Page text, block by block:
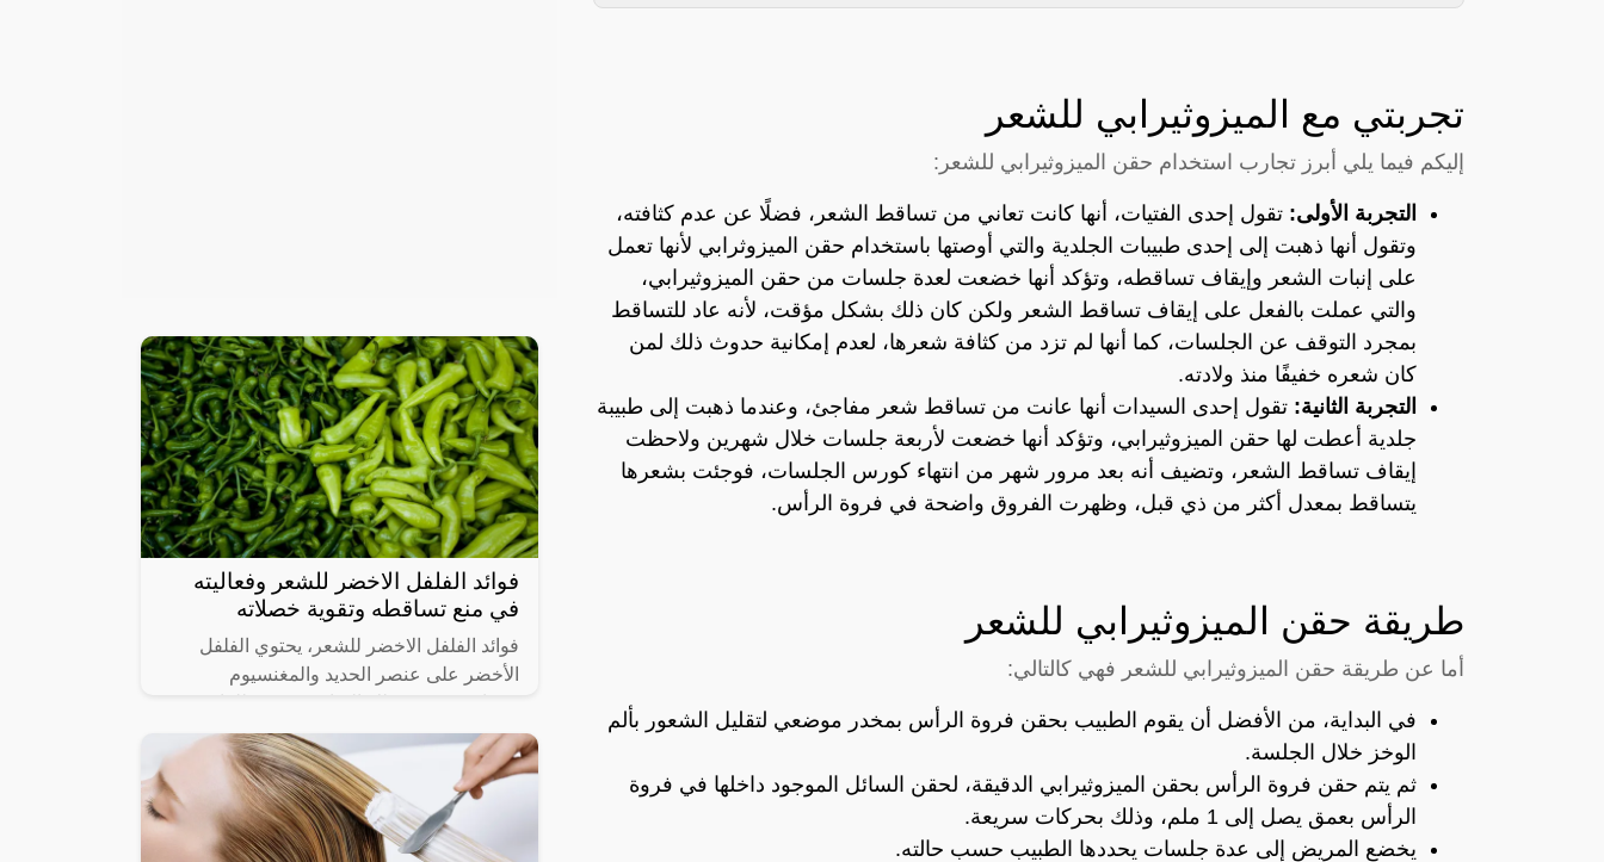
تجربتي مع الميزوثيرابي للشعر
إليكم فيما يلي أبرز تجارب استخدام حقن الميزوثيرابي للشعر:
التجربة الأولى: تقول إحدى الفتيات، أنها كانت تعاني من تساقط الشعر، فضلًا عن عدم كثافته،
وتقول أنها ذهبت إلى إحدى طبيبات الجلدية والتي أوصتها باستخدام حقن الميزوثرابي لأنها تعمل
على إنبات الشعر وإيقاف تساقطه، وتؤكد أنها خضعت لعدة جلسات من حقن الميزوثيرابي،
والتي عملت بالفعل على إيقاف تساقط الشعر ولكن كان ذلك بشكل مؤقت، لأنه عاد للتساقط
بمجرد التوقف عن الجلسات، كما أنها لم تزد من كثافة شعرها، لعدم إمكانية حدوث ذلك لمن
كان شعره خفيفًا منذ ولادته.
التجربة الثانية: تقول إحدى السيدات أنها عانت من تساقط شعر مفاجئ، وعندما ذهبت إلى طبيبة
جلدية أعطت لها حقن الميزوثيرابي، وتؤكد أنها خضعت لأربعة جلسات خلال شهرين ولاحظت
إيقاف تساقط الشعر، وتضيف أنه بعد مرور شهر من انتهاء كورس الجلسات، فوجئت بشعرها
يتساقط بمعدل أكثر من ذي قبل، وظهرت الفروق واضحة في فروة الرأس.
طريقة حقن الميزوثيرابي للشعر
أما عن طريقة حقن الميزوثيرابي للشعر فهي كالتالي:
في البداية، من الأفضل أن يقوم الطبيب بحقن فروة الرأس بمخدر موضعي لتقليل الشعور بألم
الوخز خلال الجلسة.
ثم يتم حقن فروة الرأس بحقن الميزوثيرابي الدقيقة، لحقن السائل الموجود داخلها في فروة
الرأس بعمق يصل إلى 1 ملم، وذلك بحركات سريعة.
يخضع المريض إلى عدة جلسات يحددها الطبيب حسب حالته.
فوائد الفلفل الاخضر للشعر وفعاليته
في منع تساقطه وتقوية خصلاته
فوائد الفلفل الاخضر للشعر، يحتوي الفلفل
الأخضر على عنصر الحديد والمغنسيوم
تنشيط الدورة الدموية للشعر وبالتالي يعالج